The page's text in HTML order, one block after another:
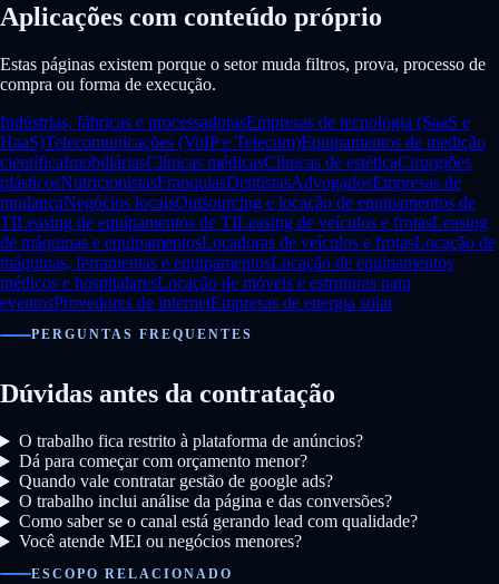
Aplicações com conteúdo próprio
Estas páginas existem porque o setor muda filtros, prova, processo de
compra ou forma de execução.
Indústrias, fábricas e processadorasEmpresas de tecnologia (SaaS e
HaaS)Telecomunicações (VoIP e Telecom)Equipamentos de medição
científicaImobiliáriasClínicas médicasClínicas de estéticaCirurgiões
plásticosNutricionistasFranquiasDentistasAdvogadosEmpresas de
mudançaNegócios locaisOutsourcing e locação de equipamentos de
TILeasing de equipamentos de TILeasing de veículos e frotasLeasing
de máquinas e equipamentosLocadoras de veículos e frotasLocação de
máquinas, ferramentas e equipamentosLocação de equipamentos
médicos e hospitalaresLocação de móveis e estruturas para
eventosProvedores de internetEmpresas de energia solar
PERGUNTAS FREQUENTES
Dúvidas antes da contratação
O trabalho fica restrito à plataforma de anúncios?
Dá para começar com orçamento menor?
Quando vale contratar gestão de google ads?
O trabalho inclui análise da página e das conversões?
Como saber se o canal está gerando lead com qualidade?
Você atende MEI ou negócios menores?
ESCOPO RELACIONADO